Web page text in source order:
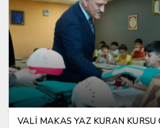
VALİ MAKAS YAZ KURAN KURSU